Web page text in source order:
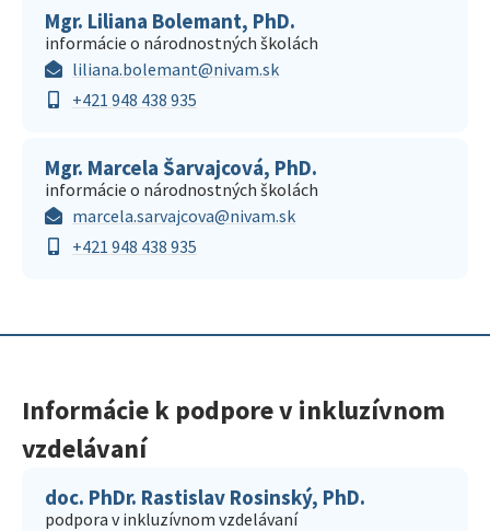
Mgr. Liliana Bolemant, PhD.
informácie o národnostných školách
liliana.bolemant@nivam.sk
+421 948 438 935
Mgr. Marcela Šarvajcová, PhD.
informácie o národnostných školách
marcela.sarvajcova@nivam.sk
+421 948 438 935
Informácie k podpore v inkluzívnom
vzdelávaní
doc. PhDr. Rastislav Rosinský, PhD.
podpora v inkluzívnom vzdelávaní